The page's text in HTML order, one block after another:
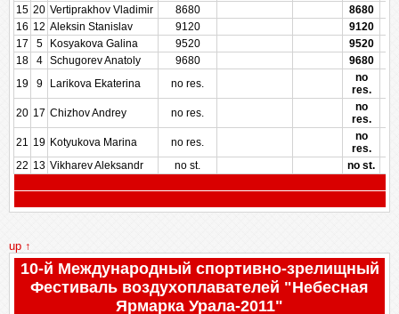
15 20 Vertiprakhov Vladimir 8680
8680
16 12 Aleksin Stanislav 9120
9120
17
5 Kosyakova Galina 9520
9520
18
4 Schugorev Anatoly 9680
9680
19
9 Larikova Ekaterina no res.
no
res.
20 17 Chizhov Andrey no res.
no
res.
21 19 Kotyukova Marina no res.
no
res.
22 13 Vikharev Aleksandr no st. no st.
up ↑
10-й Международный спортивно-зрелищный
Фестиваль воздухоплавателей "Небесная
Ярмарка Урала-2011"